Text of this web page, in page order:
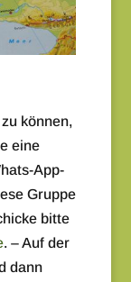
können,
eine
App-
Gruppe
bitte
. – Auf der
dann